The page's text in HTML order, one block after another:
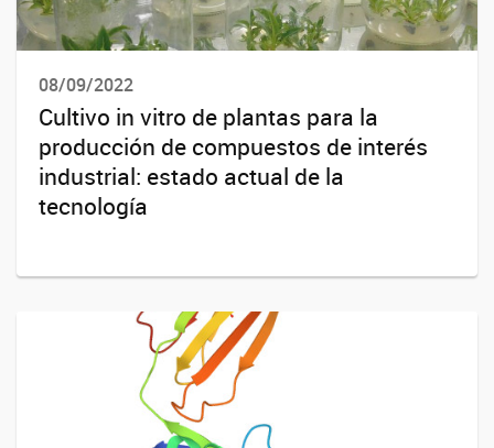
08/09/2022
Cultivo in vitro de plantas para la
producción de compuestos de interés
industrial: estado actual de la
tecnología